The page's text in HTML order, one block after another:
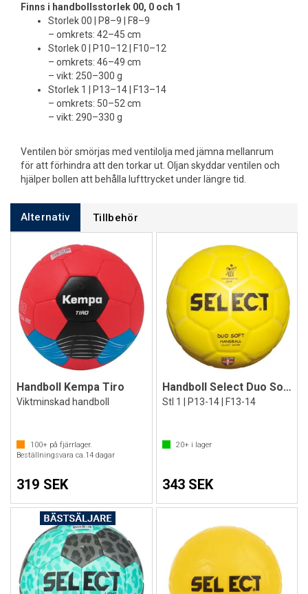
Finns i handbollsstorlek 00, 0 och 1
Storlek 00 | P8–9 | F8–9
– omkrets: 42–45 cm
Storlek 0 | P10–12 | F10–12
– omkrets: 46–49 cm
– vikt: 250–300 g
Storlek 1 | P13–14 | F13–14
– omkrets: 50–52 cm
– vikt: 290–330 g
Ventilen bör smörjas med ventilolja med jämna mellanrum
för att förhindra att den torkar ut. Oljan skyddar ventilen och
hjälper bollen att behålla lufttrycket under längre tid.
Alternativ Tillbehör
Handboll Kempa Tiro
Viktminskad handboll
100+ på fjärrlager.
Beställningsvara ca.14 dagar
319 SEK
Handboll Select Duo Soft Lilleput
Stl 1 | P13-14 | F13-14
20+i lager
343 SEK